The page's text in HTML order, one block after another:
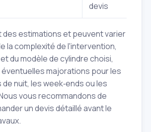
devis
des estimations et peuvent varier
la complexité de l'intervention,
du modèle de cylindre choisi,
éventuelles majorations pour les
nuit, les week‑ends ou les
vous recommandons de
un devis détaillé avant le